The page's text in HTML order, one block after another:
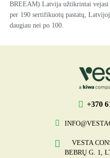
BREEAM) Latvija užtikrintai
per 190 sertifikuotų pastatų,
daugiau nei po 100.
+370
VESTA
BEBRŲ G. 1,